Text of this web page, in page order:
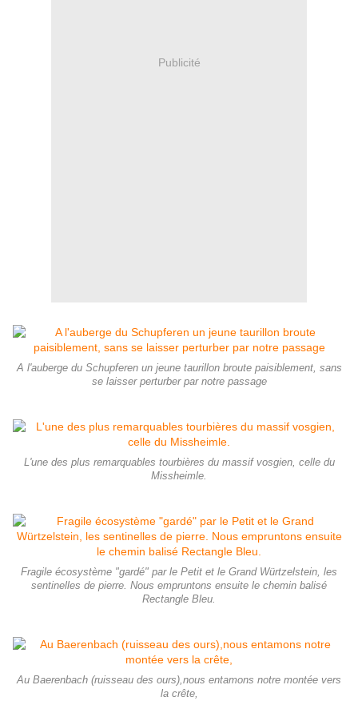
Publicité
A l'auberge du Schupferen un jeune taurillon broute paisiblement, sans
se laisser perturber par notre passage
L'une des plus remarquables tourbières du massif vosgien, celle du
Missheimle.
Fragile écosystème "gardé" par le Petit et le Grand Würtzelstein, les
sentinelles de pierre. Nous empruntons ensuite le chemin balisé
Rectangle Bleu.
Au Baerenbach (ruisseau des ours),nous entamons notre montée vers
la crête,